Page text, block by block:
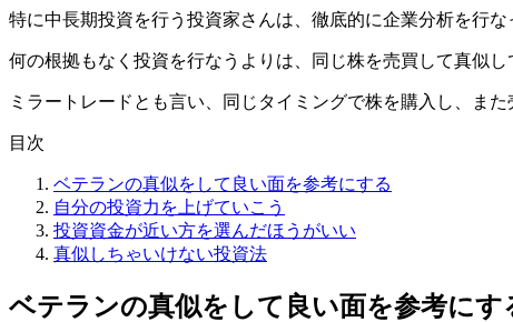
特に中長期投資を行う投資家さんは、徹底的に企業分析を行な
何の根拠もなく投資を行なうよりは、同じ株を売買して真似し
ミラートレードとも言い、 同じタイミングで株を購入し、また
目次
ベテランの真似をして良い面を参考にする
自分の投資力を上げていこう
投資資金が近い方を選んだほうがいい
真似しちゃいけない投資法
ベテランの真似をして良い面を参考にす